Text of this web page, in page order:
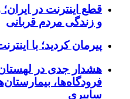
قطع اینترنت در
و زندگی مردم قربانی
پیرمان کردید؛ با
هشدار جدی در
فرودگاه‌ها،
سایبری